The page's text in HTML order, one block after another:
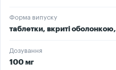
Форма випуску
таблетки, вкриті оболонкою,
Дозування
100 мг